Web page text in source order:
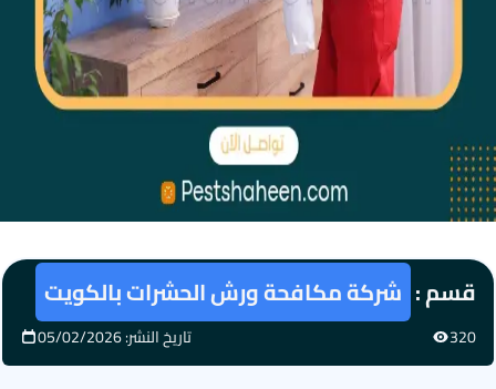
قسم : شركة مكافحة ورش الحشرات بالكويت
320 تاريخ النشر: 05/02/2026